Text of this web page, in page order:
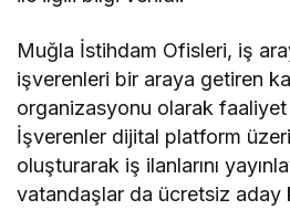
Muğla İstihdam Ofisleri, iş
işverenleri bir araya getiren
organizasyonu olarak
İşverenler dijital platform
oluşturarak iş ilanlarını
vatandaşlar da ücretsiz aday